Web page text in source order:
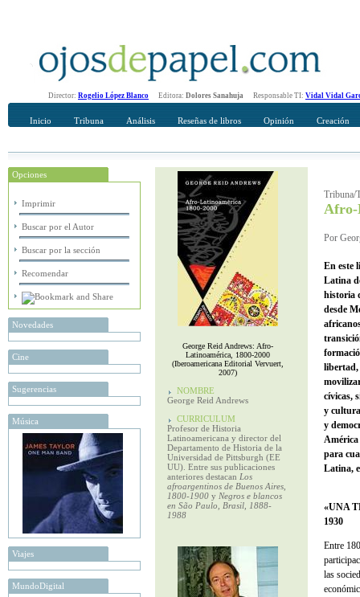
Director: Rogelio López Blanco Editora: Dolores Sanahuja Responsable TI: Vidal Vidal
Inicio Tribuna Análisis Reseñas de libros Opinión Creación
Opciones
Imprimir
Buscar por el Autor
Buscar por la sección
Recomendar
Novedades
Cine
Sugerencias
Música
Viajes
MundoDigital
Recomendar
Su nombre Completo
George Reid Andrews: Afro-
Latinoamérica, 1800-2000
(Iberoamericana Editorial Vervuert,
2007)
NOMBRE
George Reid Andrews
CURRICULUM
Profesor de Historia
Latinoamericana y director del
Departamento de Historia de la
Universidad de Pittsburgh (EE
UU). Entre sus publicaciones
anteriores destacan Los
afroargentinos de Buenos Aires,
1800-1900 y Negros e blancos
en São Paulo, Brasil, 1888-
1988
Tribuna/
Afro-
Por
En este
Latina
historia
desde
libertad,
cívicas,
y
y
para
Latina,
«UNA
1930
Entre
las